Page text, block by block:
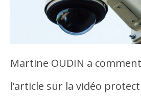
Martine OUDIN a
l’article sur la vidéo